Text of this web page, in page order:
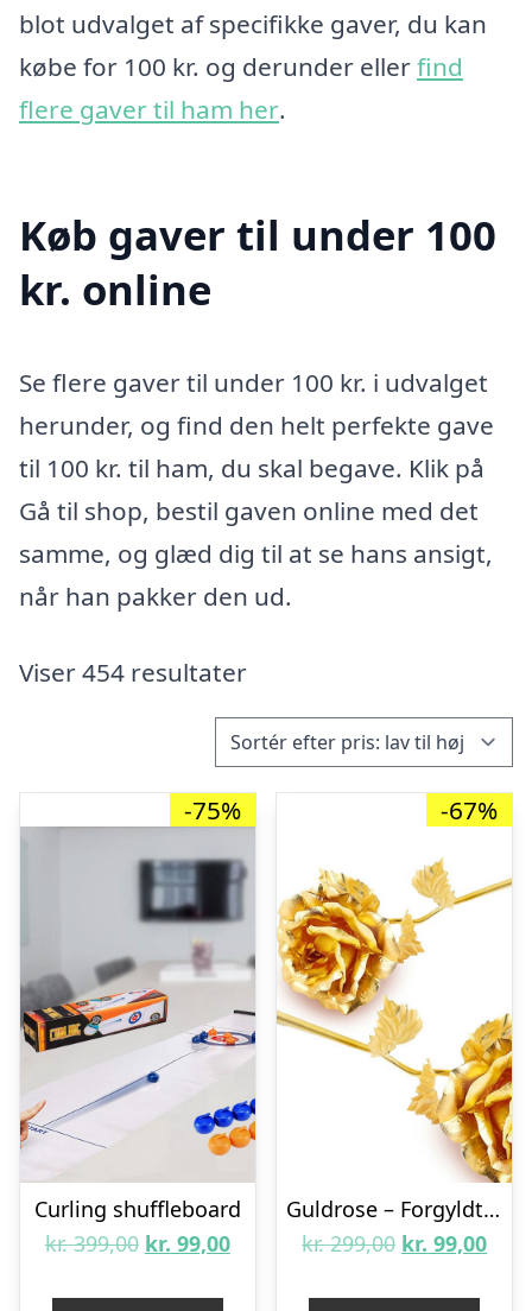
blot udvalget af specifikke gaver, du kan
købe for 100 kr. og derunder ellerfind
flere gaver til ham her.
Køb gaver til under 100
kr. online
Se flere gaver til under 100 kr. i udvalget
herunder, og find den helt perfekte gave
til 100 kr. til ham, du skal begave. Klik på
Gå til shop, bestil gaven online med det
samme, og glæd dig til at se hans ansigt,
når han pakker den ud.
Viser 454 resultater
-75%
Curling shuffleboard
kr.399,00 Den
kr. 99,00Den
-67%
Guldrose – Forgyldt 24K
kr.299,00 Den
kr. 99,00Den